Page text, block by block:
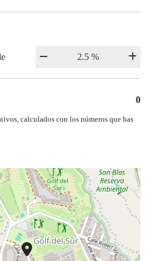
0
calculados con los números que has